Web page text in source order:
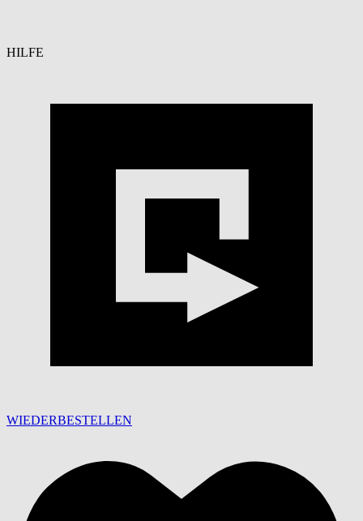
HILFE
WIEDERBESTELLEN